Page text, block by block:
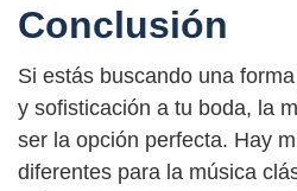
Conclusión
Si estás buscando una
y sofisticación a tu boda, la
ser la opción perfecta. Hay
diferentes para la música